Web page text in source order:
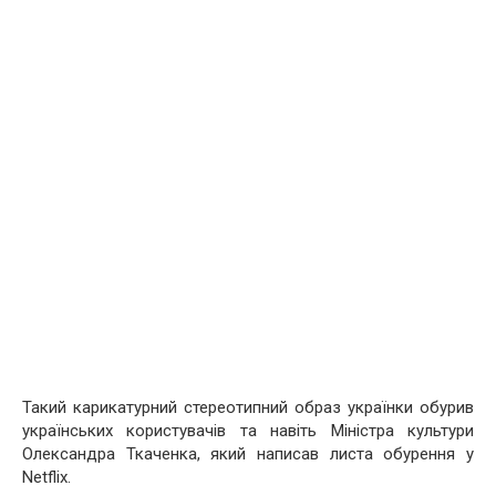
Такий карикатурний стереотипний образ українки обурив
українських користувачів та навіть Міністра культури
Олександра Ткаченка, який написав листа обурення у
Netflix.